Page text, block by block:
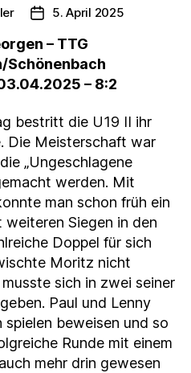
Veröffentlichungsdatum
5. April 2025
– TTG
Schönenbach
– 8:2
bestritt die U19 II ihr
Die Meisterschaft war
„Ungeschlagene
werden. Mit
man schon früh ein
Siegen in den
Doppel für sich
Moritz nicht
sich in zwei seiner
Paul und Lenny
beweisen und so
Runde mit einem
mehr drin gewesen